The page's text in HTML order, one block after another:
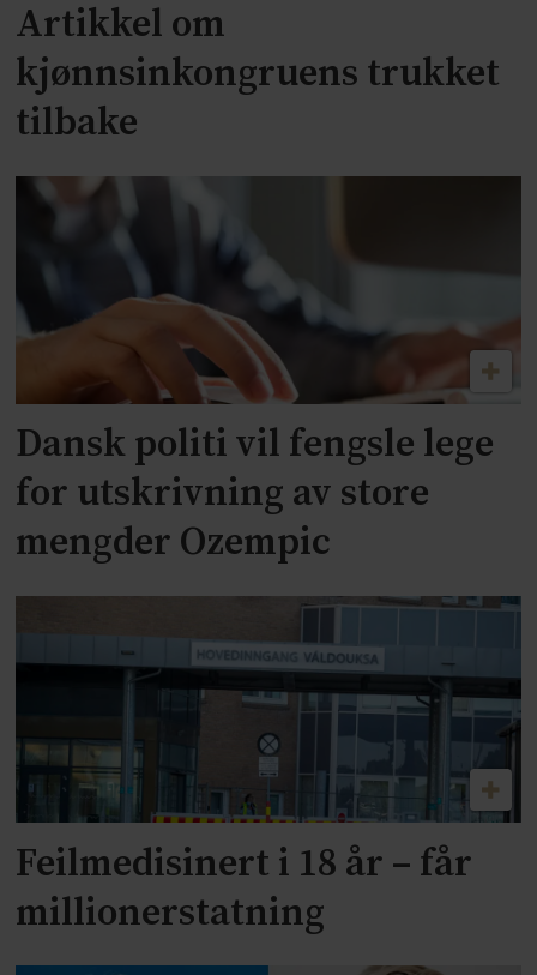
Artikkel om
kjønnsinkongruens trukket
tilbake
Dansk politi vil fengsle lege
for utskrivning av store
mengder Ozempic
Feilmedisinert i 18 år – får
millionerstatning